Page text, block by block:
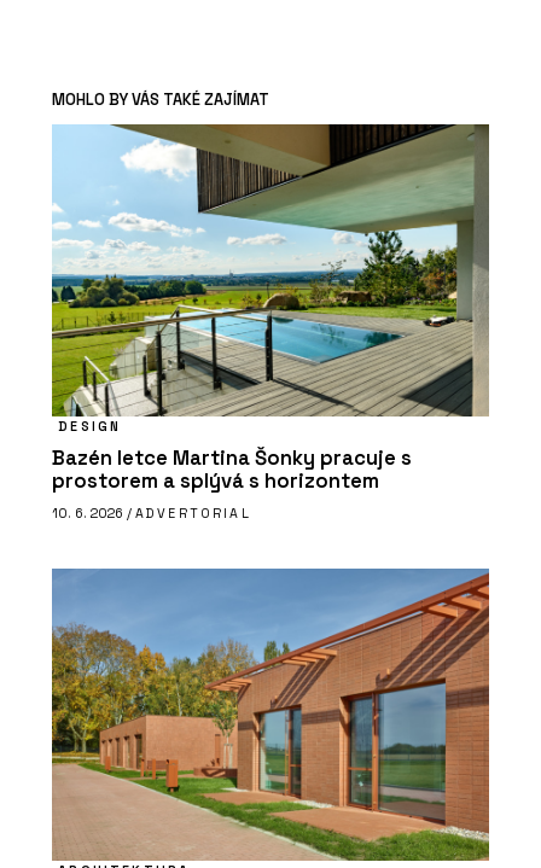
MOHLO BY VÁS TAKÉ ZAJÍMAT
DESIGN
Bazén letce Martina Šonky pracuje s
prostorem a splývá s horizontem
10. 6. 2026 / ADVERTORIAL